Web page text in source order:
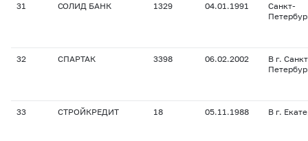
31 СОЛИД БАНК 1329 04.01.1991
Санкт-
32 СПАРТАК 3398 06.02.2002
В г.
33 СТРОЙКРЕДИТ 18 05.11.1988 В г.